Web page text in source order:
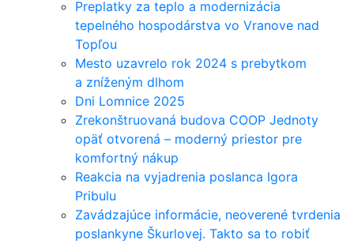
Preplatky za teplo a modernizácia
tepelného hospodárstva vo Vranove nad
Topľou
Mesto uzavrelo rok 2024 s prebytkom
a zníženým dlhom
Dni Lomnice 2025
Zrekonštruovaná budova COOP Jednoty
opäť otvorená – moderný priestor pre
komfortný nákup
Reakcia na vyjadrenia poslanca Igora
Pribulu
Zavádzajúce informácie, neoverené tvrdenia
poslankyne Škurlovej. Takto sa to robiť